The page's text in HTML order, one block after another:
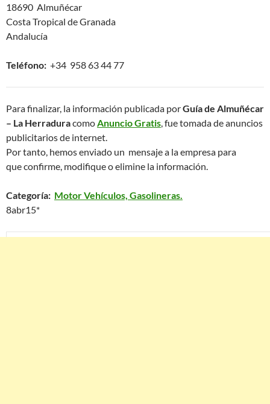
18690 Almuñécar
Costa Tropical de Granada
Andalucía
Teléfono: +34 958 63 44 77
Para finalizar, la información publicada porGuía de Almuñécar
– La Herraduracomo Anuncio Gratis , fue tomada de anuncios
publicitarios de internet.
Por tanto, hemos enviado un mensaje a la empresa para
que confirme, modifique o elimine la información.
Categoría: Motor Vehículos, Gasolineras.
8abr15*